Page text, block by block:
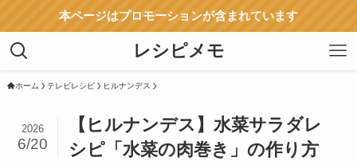
本ページはプロモーションが含まれています
レシピメモ
ホーム テレビレシピ ヒルナンデス
【ヒルナンデス】水菜サラダレ
シピ「水菜の肉巻き」の作り方
2026
6/20